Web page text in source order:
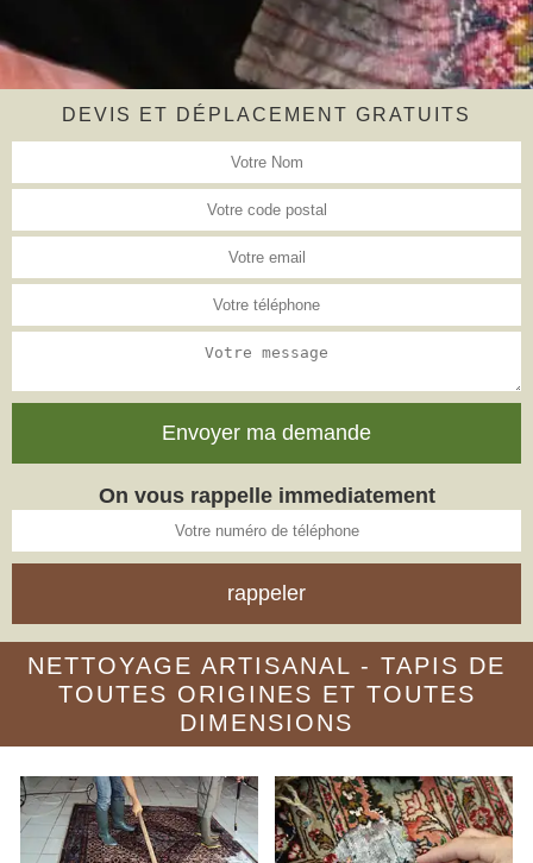
DEVIS ET DÉPLACEMENT GRATUITS
On vous rappelle immediatement
NETTOYAGE ARTISANAL - TAPIS DE
TOUTES ORIGINES ET TOUTES
DIMENSIONS